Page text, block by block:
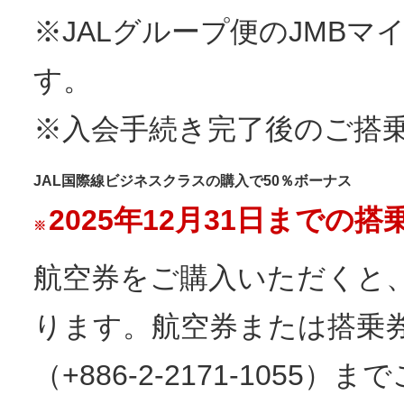
※JALグループ便のJMBマ
す。
※ 入会手続き完了後のご搭
JAL国際線ビジネスクラスの購入で50％ボーナス
※ 2025年12月31日までの搭
航空券をご購入いただくと
ります。航空券または搭乗
（+886-2-2171-1055）ま